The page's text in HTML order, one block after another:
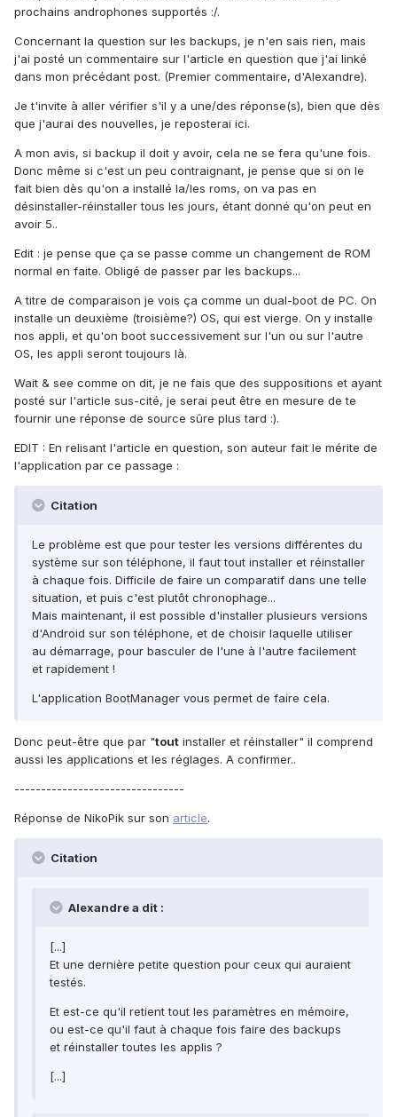
prochains androphones supportés :/.
Concernant la question sur les backups, je n'en sais rien, mais
j'ai posté un commentaire sur l'article en question que j'ai linké
dans mon précédant post. (Premier commentaire, d'Alexandre).
Je t'invite à aller vérifier s'il y a une/des réponse(s), bien que dès
que j'aurai des nouvelles, je reposterai ici.
A mon avis, si backup il doit y avoir, cela ne se fera qu'une fois.
Donc même si c'est un peu contraignant, je pense que si on le
fait bien dès qu'on a installé la/les roms, on va pas en
désinstaller-réinstaller tous les jours, étant donné qu'on peut en
avoir 5..
Edit : je pense que ça se passe comme un changement de ROM
normal en faite. Obligé de passer par les backups...
A titre de comparaison je vois ça comme un dual-boot de PC. On
installe un deuxième (troisième?) OS, qui est vierge. On y installe
nos appli, et qu'on boot successivement sur l'un ou sur l'autre
OS, les appli seront toujours là.
Wait & see comme on dit, je ne fais que des suppositions et ayant
posté sur l'article sus-cité, je serai peut être en mesure de te
fournir une réponse de source sûre plus tard :).
EDIT : En relisant l'article en question, son auteur fait le mérite de
l'application par ce passage :
Citation
Le problème est que pour tester les versions différentes du
système sur son téléphone, il faut tout installer et réinstaller
à chaque fois. Difficile de faire un comparatif dans une telle
situation, et puis c'est plutôt chronophage...
Mais maintenant, il est possible d'installer plusieurs versions
d'Android sur son téléphone, et de choisir laquelle utiliser
au démarrage, pour basculer de l'une à l'autre facilement
et rapidement !
L'application BootManager vous permet de faire cela.
Donc peut-être que par "tout installer et réinstaller" il comprend
aussi les applications et les réglages. A confirmer..
--------------------------------
Réponse de NikoPik sur son article.
Citation
Alexandre a dit :
[...]
Et une dernière petite question pour ceux qui auraient
testés.
Et est-ce qu'il retient tout les paramètres en mémoire,
ou est-ce qu'il faut à chaque fois faire des backups
et réinstaller toutes les applis ?
[...]